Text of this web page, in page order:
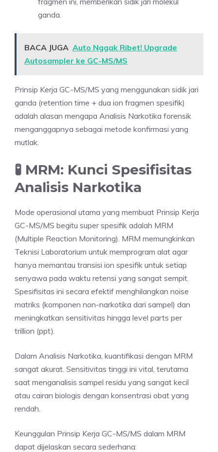
ganda.
BACA JUGA Auto Nggak Ribet! Upgrade
Autosampler ke GC-MS/MS
Prinsip Kerja GC-MS/MS yang menggunakan sidik jari
ganda (retention time + dua ion fragmen spesifik)
adalah alasan mengapa Analisis Narkotika forensik
menganggapnya sebagai metode konfirmasi yang
mutlak.
🧪 MRM: Kunci Spesifisitas
Analisis Narkotika
Mode operasional utama yang membuat Prinsip Kerja
GC-MS/MS begitu super spesifik adalah MRM
(Multiple Reaction Monitoring). MRM memungkinkan
Teknisi Laboratorium untuk memprogram alat agar
hanya memantau transisi ion spesifik untuk setiap
senyawa pada waktu retensi yang sangat sempit.
Spesifisitas ini secara efektif menghilangkan noise
matriks (komponen non-narkotika dari sampel) dan
meningkatkan sensitivitas hingga level parts per
trillion (ppt).
Dalam Analisis Narkotika, kuantifikasi dengan MRM
sangat akurat. Sensitivitas tinggi ini vital, terutama
saat menganalisis sampel residu yang sangat kecil
atau cairan biologis dengan konsentrasi obat yang
rendah.
Keunggulan Prinsip Kerja GC-MS/MS dalam MRM
dapat dijelaskan secara sederhana: